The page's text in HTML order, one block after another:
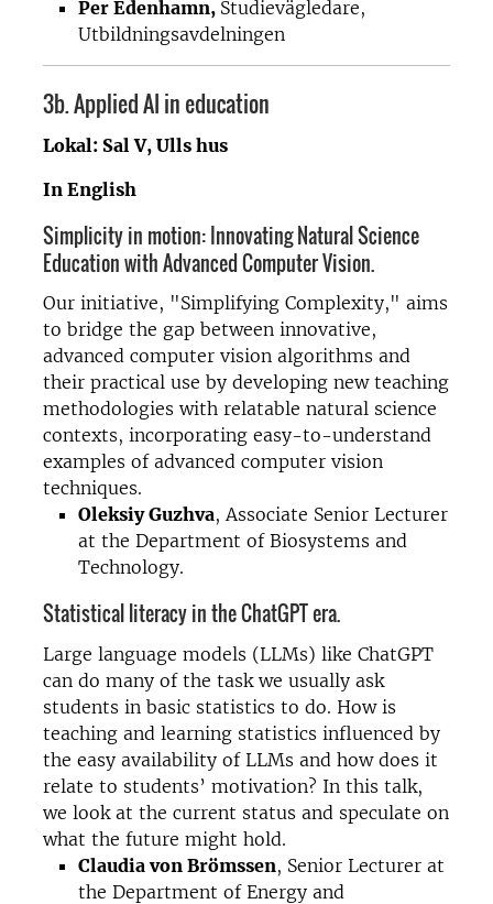
Per Edenhamn, Studievägledare,
Utbildningsavdelningen
3b.Applied AI in education
Lokal: Sal V, Ulls hus
In English
Simplicity in motion: Innovating Natural Science
Education with Advanced Computer Vision.
Our initiative, "Simplifying Complexity," aims
to bridge the gap between innovative,
advanced computer vision algorithms and
their practical use by developing new teaching
methodologies with relatable natural science
contexts, incorporating easy-to-understand
examples of advanced computer vision
techniques.
Oleksiy Guzhva, Associate Senior Lecturer
at the Department of Biosystems and
Technology.
Statistical literacy in the ChatGPT era.
Large language models (LLMs) like ChatGPT
can do many of the task we usually ask
students in basic statistics to do. How is
teaching and learning statistics influenced by
the easy availability of LLMs and how does it
relate to students’ motivation? In this talk,
we look at the current status and speculate on
what the future might hold.
Claudia von Brömssen, Senior Lecturer at
the Department of Energy and